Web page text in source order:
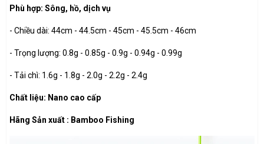
Phù hợp: Sông, hồ, dịch vụ
- Chiều dài: 44cm - 44.5cm - 45cm - 45.5cm - 46cm
- Trọng lượng: 0.8g - 0.85g - 0.9g - 0.94g - 0.99g
- Tải chì: 1.6g - 1.8g - 2.0g - 2.2g - 2.4g
Chất liệu: Nano cao cấp
Hãng Sản xuất : Bamboo Fishing